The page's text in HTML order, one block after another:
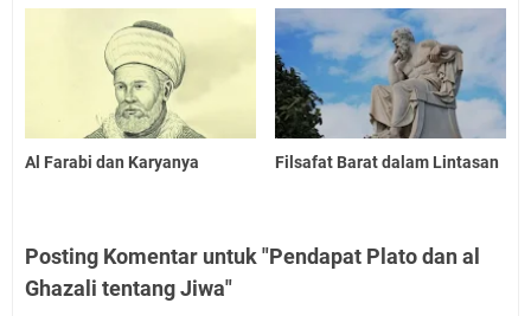
Al Farabi dan Karyanya Filsafat Barat dalam Lintasan
Posting Komentar untuk "Pendapat Plato dan al
Ghazali tentang Jiwa"